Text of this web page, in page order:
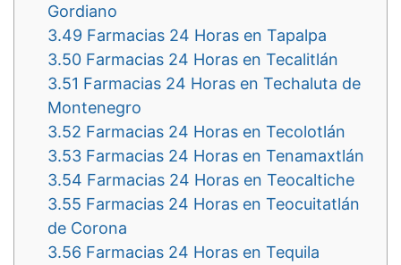
Gordiano
3.49 Farmacias 24 Horas en Tapalpa
3.50 Farmacias 24 Horas en Tecalitlán
3.51 Farmacias 24 Horas en Techaluta de
Montenegro
3.52 Farmacias 24 Horas en Tecolotlán
3.53 Farmacias 24 Horas en Tenamaxtlán
3.54 Farmacias 24 Horas en Teocaltiche
3.55 Farmacias 24 Horas en Teocuitatlán
de Corona
3.56 Farmacias 24 Horas en Tequila